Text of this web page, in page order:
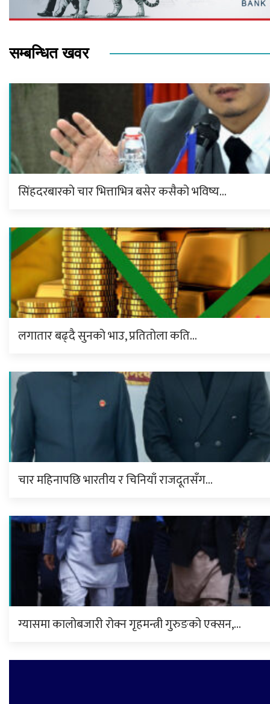
सम्बन्धित खवर
सिंहदरबारको चार भित्ताभित्र बसेर कसैको भविष्य…
लगातार बढ्दै सुनको भाउ, प्रतितोला कति…
चार महिनापछि भारतीय र चिनियाँ राजदूतसँग…
ग्यासमा कालोबजारी रोक्न गृहमन्त्री गुरुङको एक्सन,…